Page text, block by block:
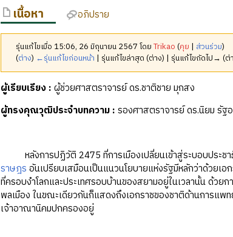
เนื้อหา อภิปราย
รุ่นแก้ไขเมื่อ 15:06, 26 มิถุนายน 2567 โดยTrikao (คุย | ส่วนร่วม)
(ต่าง) ←รุ่นแก้ไขก่อนหน้า | รุ่นแก้ไขล่าสุด (ต่าง) | รุ่นแก้ไขถัดไป→ (ต่
ผู้เรียบเรียง : ผู้ช่วยศาสตราจารย์ ดร.ชาติชาย มุกสง
ผู้ทรงคุณวุฒิประจำบทความ : รองศาสตราจารย์ ดร.นิยม รัฐ
หลังการปฏิวัติ 2475 ที่การเมืองเปลี่ยนเข้าสู่ระบอบประช
ราษฎร อันเปรียบเสมือนเป็นแนวนโยบายแห่งรัฐมีหลักว่าด้วยเ
ที่ครอบงำโลกและประเทศรอบบ้านของสยามอยู่ในเวลานั้น ด้ว
พลเมือง ในขณะเดียวกันก็แสดงถึงเอกราชของชาติด้านการแพ
เจ้าอาณานิคมปกครองอยู่